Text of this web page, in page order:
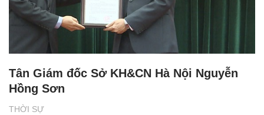
THỜI SỰ
Tân Giám đốc Sở KH&CN Hà Nội Nguyễn
Hồng Sơn